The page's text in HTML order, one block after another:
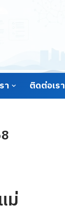
า ติดต่อเรา